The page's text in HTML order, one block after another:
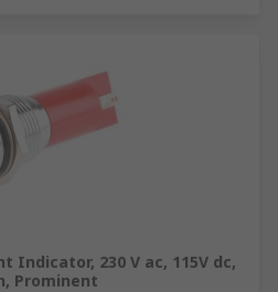
Indicator, 230 V ac, 115V dc,
Prominent